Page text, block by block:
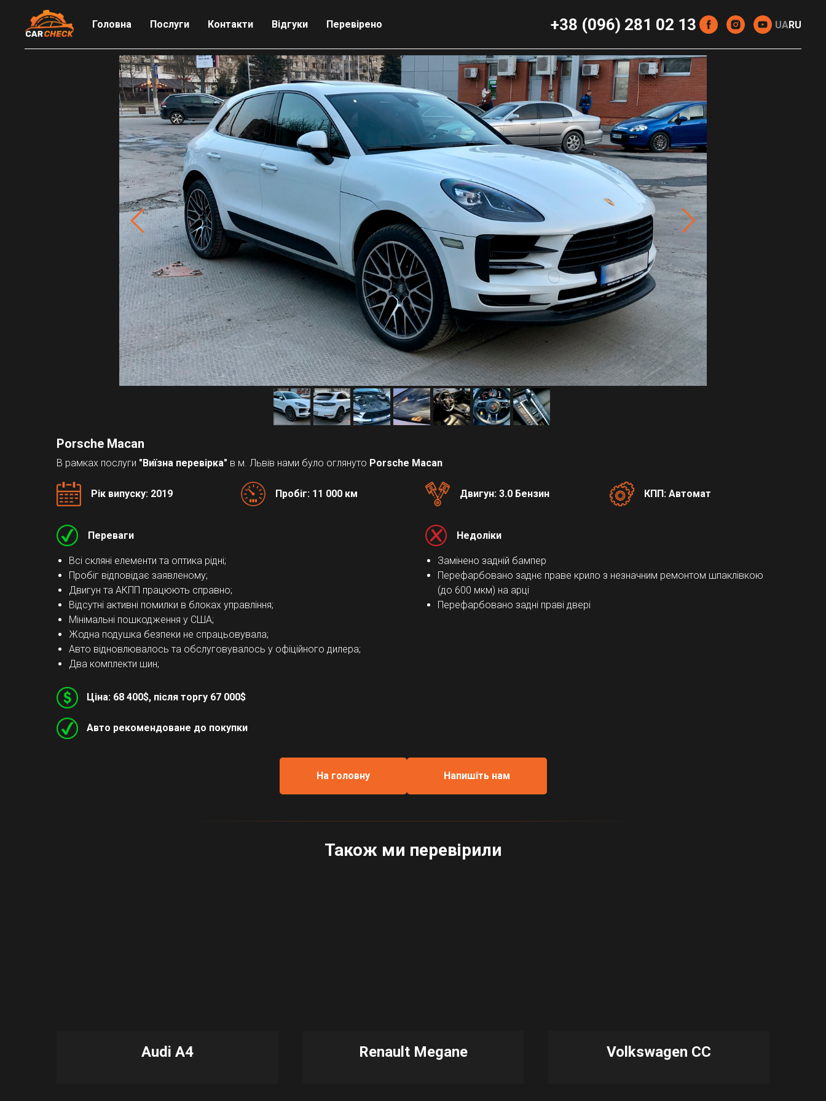
Головна Послуги Контакти Відгуки Перевірено +38 (096) 281 02 13 UARU
Porsche Macan
В рамках послуги "Виїзна перевірка" в м. Львів нами було оглянуто Porsche Macan
Рік випуску: 2019 Пробіг: 11 000 км Двигун: 3.0 Бензин КПП: Автомат
Переваги
Всі скляні елементи та оптика рідні;
Пробіг відповідає заявленому;
Двигун та АКПП працюють справно;
Відсутні активні помилки в блоках управління;
Мінімальні пошкодження у США;
Жодна подушка безпеки не спрацьовувала;
Авто відновлювалось та обслуговувалось у офіційного дилера;
Два комплекти шин;
Недоліки
Замінено задній бампер
Перефарбовано заднє праве крило з незначним ремонтом шпаклівкою
(до 600 мкм) на арці
Перефарбовано задні праві двері
Ціна: 68 400$, після торгу 67 000$
Авто рекомендоване до покупки
На головну Напишіть нам
Також ми перевірили
Audi A4 Renault Megane Volkswagen CC